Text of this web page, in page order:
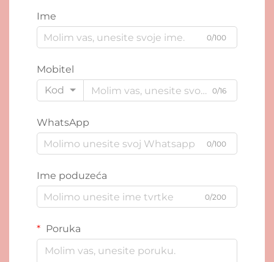
Ime
0/100
Mobitel
Kod
0/16
WhatsApp
0/100
Ime poduzeća
0/200
Poruka